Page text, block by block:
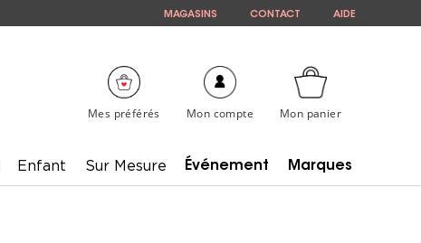
MAGASINS CONTACT AIDE
Mes préférés Mon panier
Mon compte
Enfant Sur Mesure Événement Marques